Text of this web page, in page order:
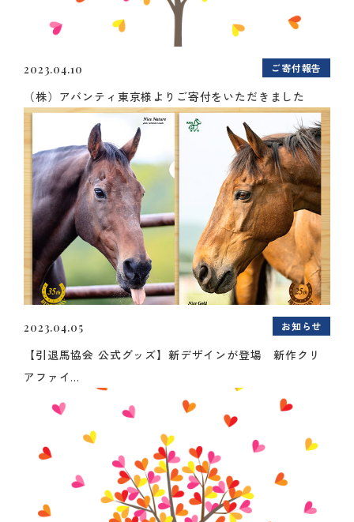
2023.04.10 ご寄付報告
（株）アバンティ東京様よりご寄付をいただきました
2023.04.05 お知らせ
【引退馬協会 公式グッズ】新デザインが登場 新作クリ
アファイ...